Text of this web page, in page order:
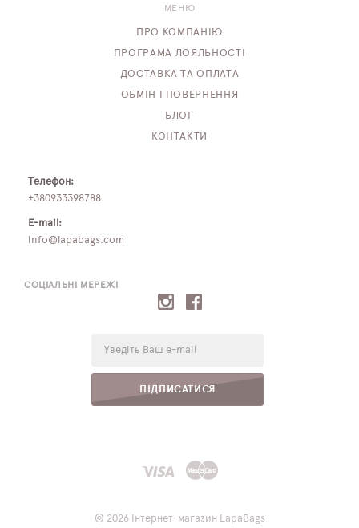
СОЦІАЛЬНІ МЕРЕЖІ
ПІДПИСАТИСЯ
МЕНЮ
ПРО КОМПАНІЮ
ПРОГРАМА ЛОЯЛЬНОСТІ
ДОСТАВКА ТА ОПЛАТА
ОБМІН І ПОВЕРНЕННЯ
БЛОГ
КОНТАКТИ
Телефон:
+380933398788
E-mail:
info@lapabags.com
© 2026 Інтернет-магазин LapaBags